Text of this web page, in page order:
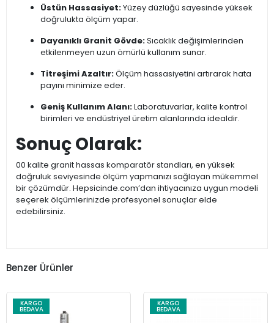
Üstün Hassasiyet:Yüzey düzlüğü sayesinde yüksek
doğrulukta ölçüm yapar.
Dayanıklı Granit Gövde:Sıcaklık değişimlerinden
etkilenmeyen uzun ömürlü kullanım sunar.
Titreşimi Azaltır:Ölçüm hassasiyetini artırarak hata
payını minimize eder.
Geniş Kullanım Alanı:Laboratuvarlar, kalite kontrol
birimleri ve endüstriyel üretim alanlarında idealdir.
Sonuç Olarak:
00 kalite granit hassas komparatör standları, en yüksek
doğruluk seviyesinde ölçüm yapmanızı sağlayan mükemmel
bir çözümdür. Hepsicinde.com’dan ihtiyacınıza uygun modeli
seçerek ölçümlerinizde profesyonel sonuçlar elde
edebilirsiniz.
Benzer Ürünler
KARGO
BEDAVA
KARGO
BEDAVA